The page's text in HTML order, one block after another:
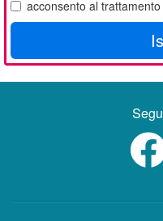
acconsento al